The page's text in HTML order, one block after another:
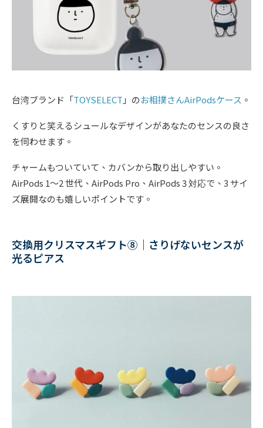
台湾ブランド「TOYSELECT 」のお相撲さんAirPodsケース 。
くすりと笑えるシュールなデザインがあなたのセンスの良さ
を伺わせます。
チャームもついていて、カバンから取り出しやすい。
AirPods 1〜2 世代、AirPods Pro、AirPods 3 対応で、3 サイ
ズ展開なのも嬉しいポイントです。
交換用クリスマスギフト⑧｜さりげないセンスが
光るピアス